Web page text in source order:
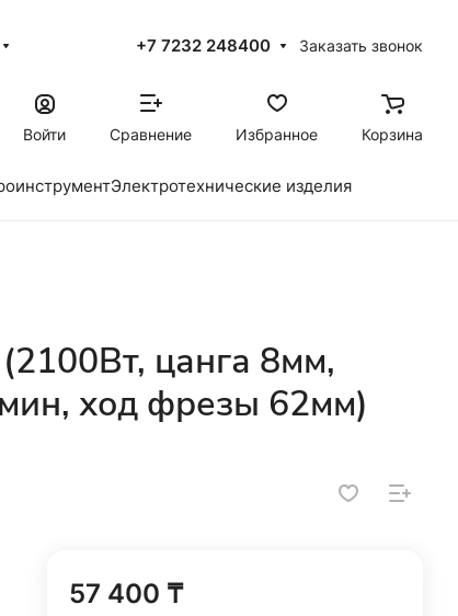
+7 7232 248400 Заказать звонок
Войти
Сравнение Избранное Корзина
Электротехнические изделия
цанга 8мм,
ход фрезы 62мм)
57 400 ₸